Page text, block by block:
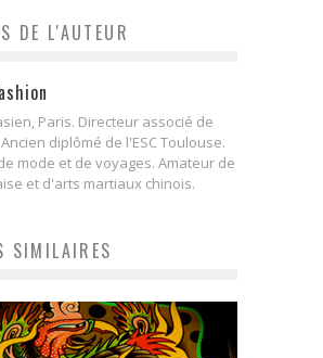
DE L'AUTEUR
Paris. Directeur associé de
Ancien diplômé de l'ESC Toulouse.
mode et de voyages. Amateur de
et d'arts martiaux chinois.
SIMILAIRES